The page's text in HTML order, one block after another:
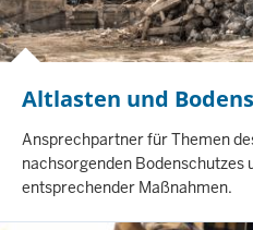
E
Altlasten und
I
N
L
Ansprechpartner für Themen
nachsorgenden
entsprechender Maßnahmen.